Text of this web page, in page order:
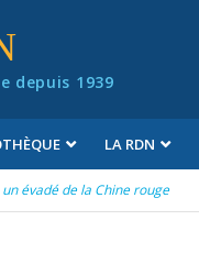
depuis 1939
LA RDN
un évadé de la Chine rouge